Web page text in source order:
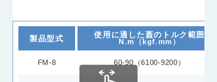
製品型式 使用に適した蓋のトルク範囲
N.m（kgf.mm）
FM-8 60-90（6100-9200）